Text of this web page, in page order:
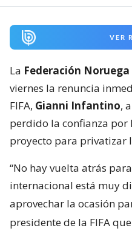
VER
La Federación
viernes la renuncia
FIFA, Gianni Infantino,
perdido la confianza por
proyecto para privatizar
“No hay vuelta atrás
internacional está muy
aprovechar la ocasión
presidente de la FIFA